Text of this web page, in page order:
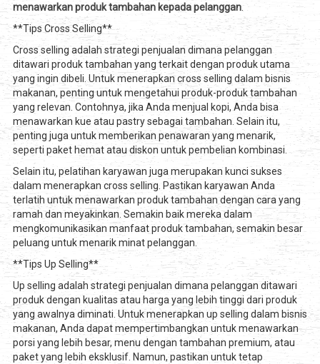
menawarkan produk tambahan kepada pelanggan.
**Tips Cross Selling**
Cross selling adalah strategi penjualan dimana pelanggan
ditawari produk tambahan yang terkait dengan produk utama
yang ingin dibeli. Untuk menerapkan cross selling dalam bisnis
makanan, penting untuk mengetahui produk-produk tambahan
yang relevan. Contohnya, jika Anda menjual kopi, Anda bisa
menawarkan kue atau pastry sebagai tambahan. Selain itu,
penting juga untuk memberikan penawaran yang menarik,
seperti paket hemat atau diskon untuk pembelian kombinasi.
Selain itu, pelatihan karyawan juga merupakan kunci sukses
dalam menerapkan cross selling. Pastikan karyawan Anda
terlatih untuk menawarkan produk tambahan dengan cara yang
ramah dan meyakinkan. Semakin baik mereka dalam
mengkomunikasikan manfaat produk tambahan, semakin besar
peluang untuk menarik minat pelanggan.
**Tips Up Selling**
Up selling adalah strategi penjualan dimana pelanggan ditawari
produk dengan kualitas atau harga yang lebih tinggi dari produk
yang awalnya diminati. Untuk menerapkan up selling dalam bisnis
makanan, Anda dapat mempertimbangkan untuk menawarkan
porsi yang lebih besar, menu dengan tambahan premium, atau
paket yang lebih eksklusif. Namun, pastikan untuk tetap